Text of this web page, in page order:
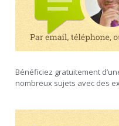
Bénéficiez gratuitement
nombreux sujets avec des